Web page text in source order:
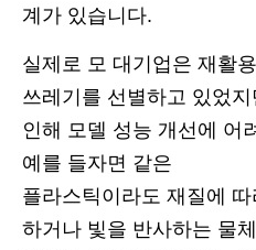
계가 있습니다.
실제로 모 대기업은 재활
쓰레기를 선별하고 있었
인해 모델 성능 개선에 어
예를 들자면 같은
플라스틱이라도 재질에
하거나 빛을 반사하는 물